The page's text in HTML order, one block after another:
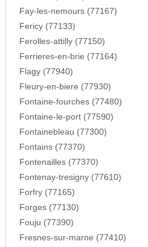
Fay-les-nemours (77167)
Fericy (77133)
Ferolles-attilly (77150)
Ferrieres-en-brie (77164)
Flagy (77940)
Fleury-en-biere (77930)
Fontaine-fourches (77480)
Fontaine-le-port (77590)
Fontainebleau (77300)
Fontains (77370)
Fontenailles (77370)
Fontenay-tresigny (77610)
Forfry (77165)
Forges (77130)
Fouju (77390)
Fresnes-sur-marne (77410)